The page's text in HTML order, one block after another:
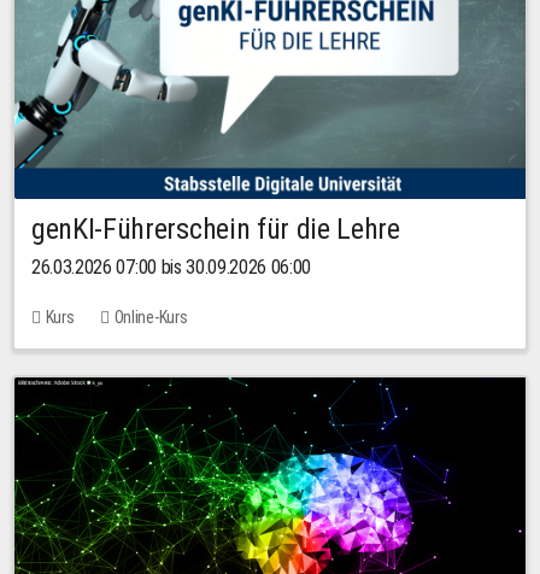
genKI-Führerschein für die Lehre
26.03.2026 07:00 bis 30.09.2026 06:00
Kurs Online-Kurs